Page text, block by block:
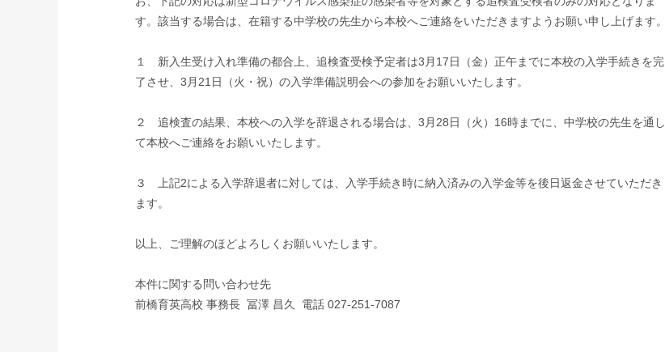
す。該当する場合は、在籍する中学校の先生から本校へご連絡をいただきますようお願い申し上げます。
１ 新入生受け入れ準備の都合上、追検査受検予定者は3月17日（金）正午までに本校の入学手続きを完
了させ、3月21日（火・祝）の入学準備説明会への参加をお願いいたします。
２ 追検査の結果、本校への入学を辞退される場合は、3月28日（火）16時までに、中学校の先生を通し
て本校へご連絡をお願いいたします。
３ 上記2による入学辞退者に対しては、入学手続き時に納入済みの入学金等を後日返金させていただき
ます。
以上、ご理解のほどよろしくお願いいたします。
本件に関する問い合わせ先
前橋育英高校 事務長 冨澤 昌久 電話 027-251-7087